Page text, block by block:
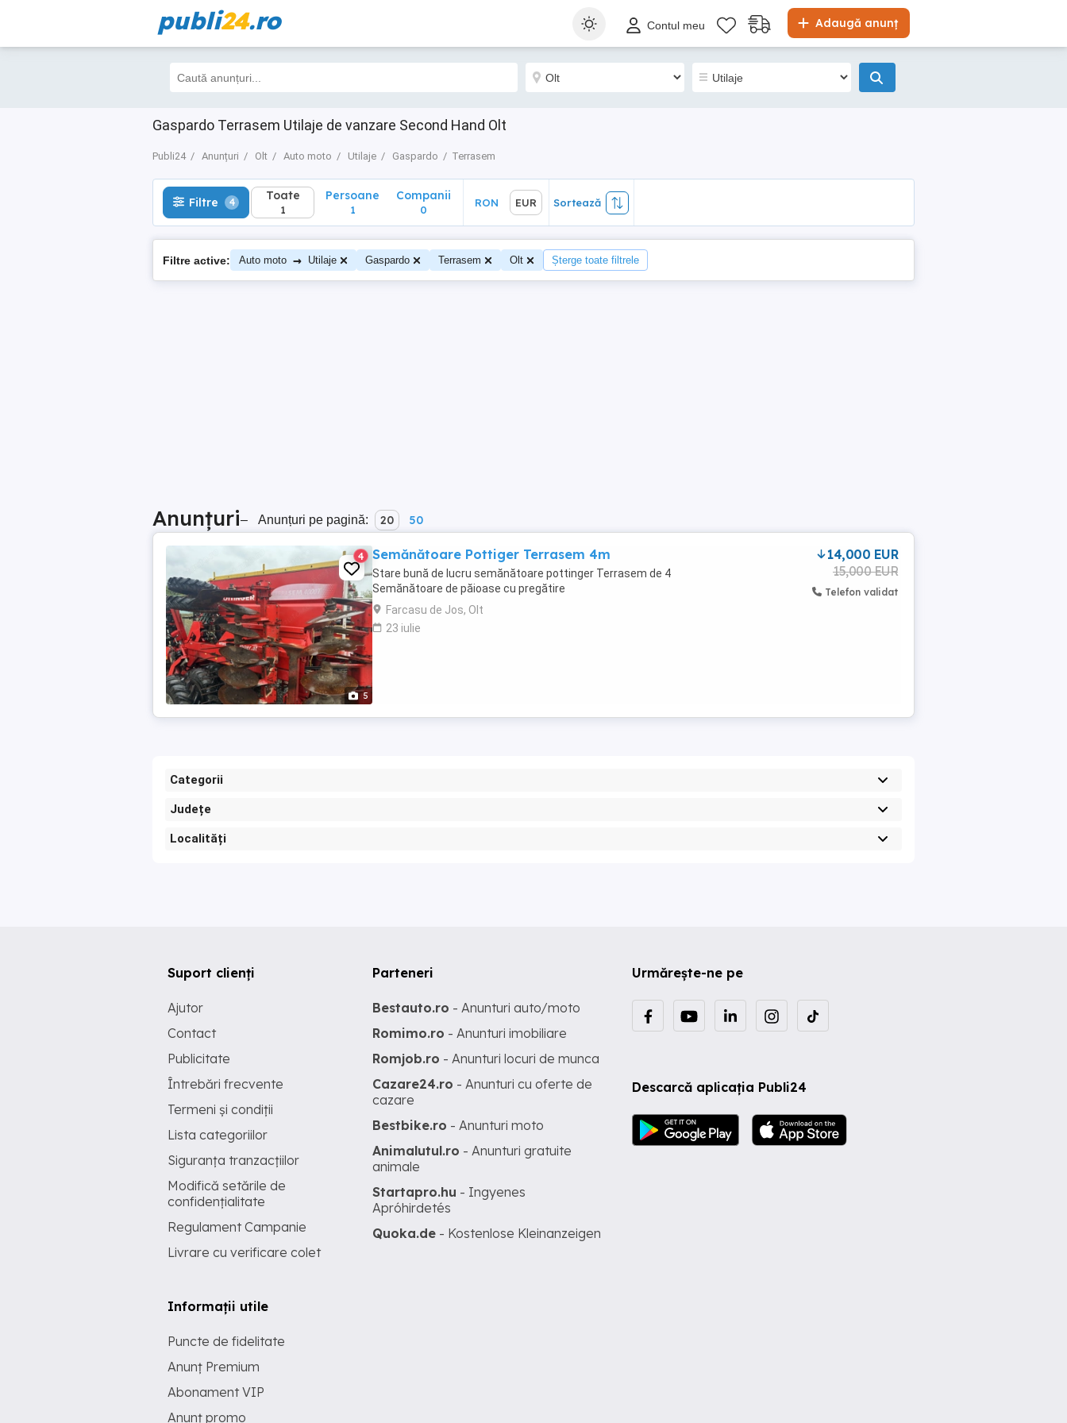
publi24.ro Adaugă anunț
Contul meu
Gaspardo Terrasem Utilaje de vanzare Second Hand Olt
Publi24 Anunțuri Olt Auto moto Utilaje Gaspardo Terrasem
Filtre 4 Toate
1
Sortează
Filtre 4 Toate
1
Persoane
1
Companii
0
RON EUR Sortează
Filtre active: Auto moto → Utilaje Gaspardo Terrasem Olt Șterge toate filtrele
Anunțuri– Anunțuri pe pagină: 20 50
5
4 Semănătoare Pottiger Terrasem 4m
Stare bună de lucru semănătoare pottinger Terrasem de 4
Semănătoare de păioase cu pregătire
Farcasu de Jos, Olt
23 iulie
14,000 EUR
15,000 EUR
Telefon validat
Categorii
Județe
Localități
Urmărește-ne pe
Descarcă aplicația Publi24
Suport clienți
Ajutor
Contact
Publicitate
Întrebări frecvente
Termeni și condiții
Lista categoriilor
Siguranța tranzacțiilor
Modifică setările de
confidențialitate
Regulament Campanie
Livrare cu verificare colet
Informații utile
Puncte de fidelitate
Anunț Premium
Abonament VIP
Anunț promo
Parteneri
Bestauto.ro - Anunturi auto/moto
Romimo.ro - Anunturi imobiliare
Romjob.ro - Anunturi locuri de munca
Cazare24.ro - Anunturi cu oferte de
cazare
Bestbike.ro - Anunturi moto
Animalutul.ro - Anunturi gratuite
animale
Startapro.hu - Ingyenes
Apróhirdetés
Quoka.de - Kostenlose Kleinanzeigen